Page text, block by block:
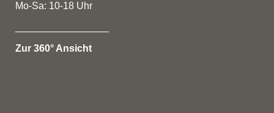
Mo-Sa: 10-18 Uhr
Zur 360° Ansicht